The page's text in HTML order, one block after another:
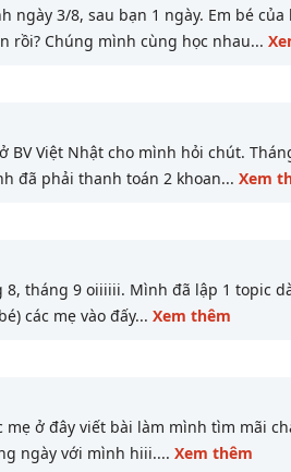
ngày 3/8, sau bạn 1 ngày. Em bé
rồi? Chúng mình cùng học nhau...
BV Việt Nhật cho mình hỏi chút.
đã phải thanh toán 2 khoan... Xem
8, tháng 9 oiiiiii. Mình đã lập 1 topic
các mẹ vào đấy... Xem thêm
mẹ ở đây viết bài làm mình tìm mãi
ngày với mình hiii.... Xem thêm